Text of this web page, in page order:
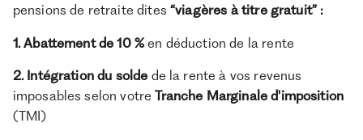
pensions de retraite dites “viagères à titre gratuit” :
1. Abattement de 10 % en déduction de la rente
2. Intégration du solde de la rente à vos revenus
imposables selon votreTranche Marginale d'imposition
(TMI)